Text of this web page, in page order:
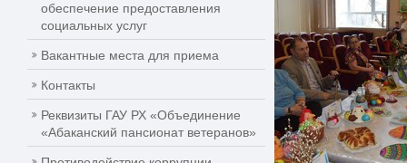
обеспечение предоставления
социальных услуг
Вакантные места для приема
Контакты
Реквизиты ГАУ РХ «Объединение
«Абаканский пансионат ветеранов»